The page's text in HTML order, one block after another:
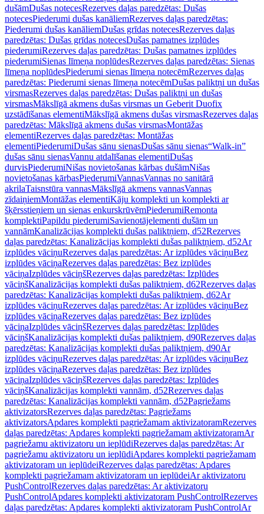
dušāmDušas notecesRezerves daļas paredzētas: Dušas
notecesPiederumi dušas kanāliemRezerves daļas paredzētas:
Piederumi dušas kanāliemDušas grīdas notecesRezerves daļas
paredzētas: Dušas grīdas notecesDušas pamatnes izplūdes
piederumiRezerves daļas paredzētas: Dušas pamatnes izplūdes
piederumiSienas līmeņa noplūdesRezerves daļas paredzētas: Sienas
līmeņa noplūdesPiederumi sienas līmeņa notecēmRezerves daļas
paredzētas: Piederumi sienas līmeņa notecēmDušas paliktņi un dušas
virsmasRezerves daļas paredzētas: Dušas paliktņi un dušas
virsmasMākslīgā akmens dušas virsmas un Geberit Duofix
uzstādīšanas elementiMākslīgā akmens dušas virsmasRezerves daļas
paredzētas: Mākslīgā akmens dušas virsmasMontāžas
elementiRezerves daļas paredzētas: Montāžas
elementiPiederumiDušas sānu sienasDušas sānu sienas“Walk-in”
dušas sānu sienasVannu atdalīšanas elementiDušas
durvisPiederumiNišas novietošanas kārbas dušāmNišas
novietošanas kārbasPiederumiVannasVannas no sanitārā
akrilaTaisnstūra vannasMākslīgā akmens vannasVannas
zīdaiņiemMontāžas elementiKāju komplekti un komplekti ar
šķērsstieņiem un sienas enkurskrūvēmPiederumiRemonta
komplektiPapildu piederumiSavienotājelementi dušām un
vannāmKanalizācijas komplekti dušas paliktņiem, d52Rezerves
daļas paredzētas: Kanalizācijas komplekti dušas paliktņiem, d52Ar
izplūdes vāciņuRezerves daļas paredzētas: Ar izplūdes vāciņuBez
izplūdes vāciņaRezerves daļas paredzētas: Bez izplūdes
vāciņaIzplūdes vāciņšRezerves daļas paredzētas: Izplūdes
vāciņšKanalizācijas komplekti dušas paliktņiem, d62Rezerves daļas
paredzētas: Kanalizācijas komplekti dušas paliktņiem, d62Ar
izplūdes vāciņuRezerves daļas paredzētas: Ar izplūdes vāciņuBez
izplūdes vāciņaRezerves daļas paredzētas: Bez izplūdes
vāciņaIzplūdes vāciņšRezerves daļas paredzētas: Izplūdes
vāciņšKanalizācijas komplekti dušas paliktņiem, d90Rezerves daļas
paredzētas: Kanalizācijas komplekti dušas paliktņiem, d90Ar
izplūdes vāciņuRezerves daļas paredzētas: Ar izplūdes vāciņuBez
izplūdes vāciņaRezerves daļas paredzētas: Bez izplūdes
vāciņaIzplūdes vāciņšRezerves daļas paredzētas: Izplūdes
vāciņšKanalizācijas komplekti vannām, d52Rezerves daļas
paredzētas: Kanalizācijas komplekti vannām, d52Pagriežams
aktivizatorsRezerves daļas paredzētas: Pagriežams
aktivizatorsApdares komplekti pagriežamam aktivizatoramRezerves
daļas paredzētas: Apdares komplekti pagriežamam aktivizatoramAr
pagriežamu aktivizatoru un ieplūdiRezerves daļas paredzētas: Ar
pagriežamu aktivizatoru un ieplūdiApdares komplekti pagriežamam
aktivizatoram un ieplūdeiRezerves daļas paredzētas: Apdares
komplekti pagriežamam aktivizatoram un ieplūdeiAr aktivizatoru
PushControlRezerves daļas paredzētas: Ar aktivizatoru
PushControlApdares komplekti aktivizatoram PushControlRezerves
daļas paredzētas: Apdares komplekti aktivizatoram PushControlAr